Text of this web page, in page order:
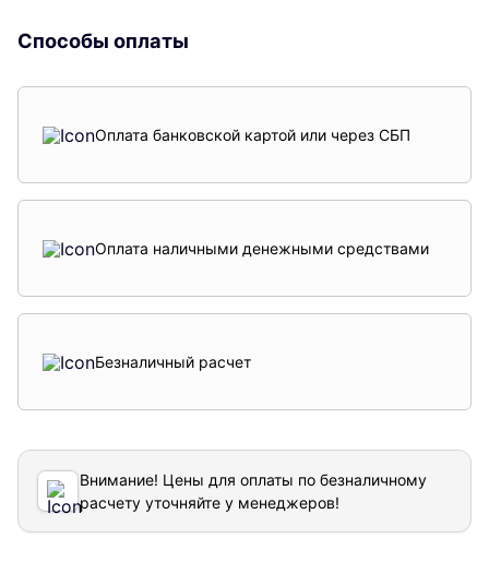
Способы оплаты
Оплата банковской картой или через СБП
Оплата наличными денежными средствами
Безналичный расчет
Внимание! Цены для оплаты по безналичному
расчету уточняйте у менеджеров!